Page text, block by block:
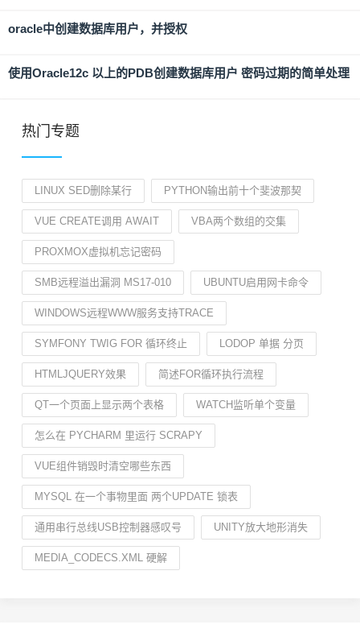
oracle中创建数据库用户，并授权
使用Oracle12c 以上的PDB创建数据库用户 密码过期的简单处理
热门专题
LINUX SED删除某行 PYTHON输出前十个斐波那契
VUE CREATE调用 AWAIT VBA两个数组的交集
PROXMOX虚拟机忘记密码
SMB远程溢出漏洞 MS17-010 UBUNTU启用网卡命令
WINDOWS远程WWW服务支持TRACE
SYMFONY TWIG FOR 循环终止 LODOP 单据 分页
HTMLJQUERY效果 简述FOR循环执行流程
QT一个页面上显示两个表格 WATCH监听单个变量
怎么在 PYCHARM 里运行 SCRAPY
VUE组件销毁时清空哪些东西
MYSQL 在一个事物里面 两个UPDATE 锁表
通用串行总线USB控制器感叹号 UNITY放大地形消失
MEDIA_CODECS.XML 硬解